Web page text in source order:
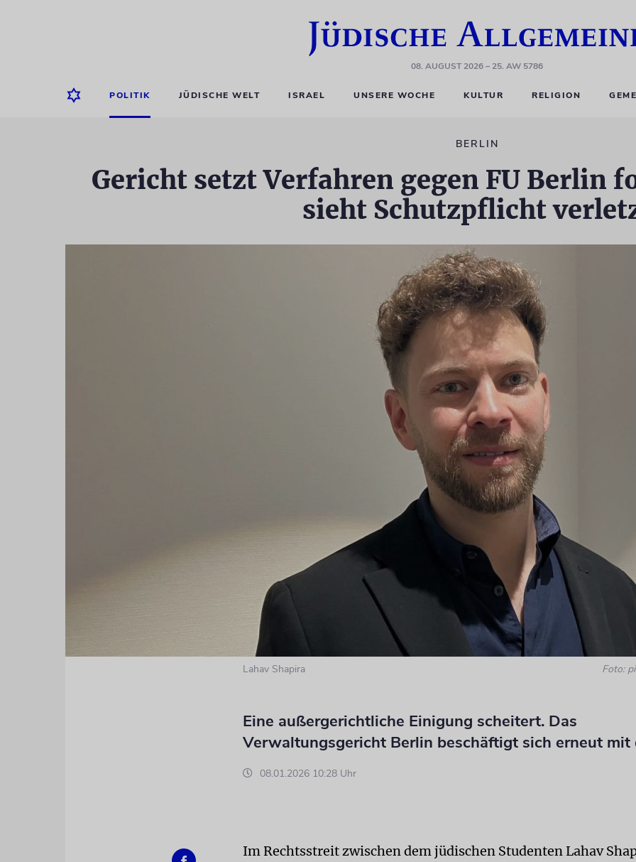
08. AUGUST 2026– 25. AW 5786
POLITIK JÜDISCHE WELT ISRAEL UNSERE WOCHE KULTUR RELIGION
BERLIN
Gericht setzt Verfahren gegen FU Berlin
sieht Schutzpflicht
Lahav Shapira Foto:
Eine außergerichtliche Einigung scheitert. Das
Verwaltungsgericht Berlin beschäftigt sich erneut mit
08.01.2026 10:28 Uhr
Im Rechtsstreit zwischen dem jüdischen Studenten Lahav